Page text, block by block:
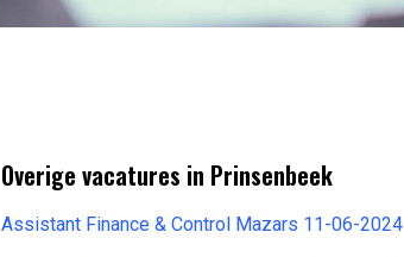
Overige vacatures in Prinsenbeek
Assistant Finance & Control Mazars 11-06-2024